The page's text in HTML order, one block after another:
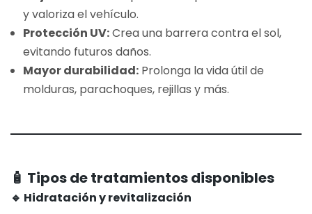
y valoriza el vehículo.
Protección UV:Crea una barrera contra el sol,
evitando futuros daños.
Mayor durabilidad: Prolonga la vida útil de
molduras, parachoques, rejillas y más.
🧴 Tipos de tratamientos disponibles
🔹 Hidratación y revitalización